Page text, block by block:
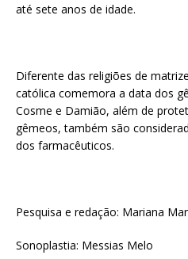
até sete anos de idade.
Diferente das religiões de
católica comemora a data dos
Cosme e Damião, além de
gêmeos, também são
dos farmacêuticos.
Pesquisa e redação: Mariana
Sonoplastia: Messias Melo